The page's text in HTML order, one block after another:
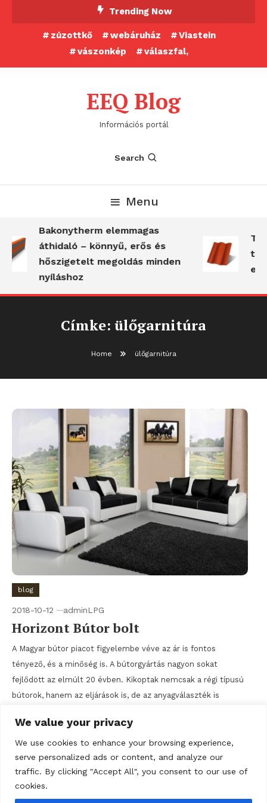
We value your privacy
We use cookies to enhance your browsing experience,
serve personalized ads or content, and analyze our
traffic. By clicking "Accept All", you consent to our use of
cookies.
Trending Now
zúzottkő webáruház
Viastein
vászonkép
válaszfal,
EEQ Blog
Információs portál
Search
Menu
Bakonytherm elemmagas
áthidaló – könnyű, erős és
hőszigetelt megoldás minden
nyíláshoz
Címke: ülőgarnitúra
Home ülőgarnitúra
blog
2018-10-12 adminLPG
Horizont Bútor bolt
A Magyar bútor piacot figyelembe véve az ár is fontos
tényező, és a minőség is. A bútorgyártás nagyon sokat
fejlődött az elmúlt 20 évben. Kikoptak nemcsak a régi típusú
bútorok, hanem az eljárások is, de az anyagválaszték is
ezeket a változtatásokat és igyekeznek elsőként adoptálni a
környezetükbe. A […]
Tagged bútor , szekrénysor , ülőgarnitúra